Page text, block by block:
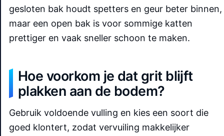
gesloten bak houdt spetters en geur beter binnen,
maar een open bak is voor sommige katten
prettiger en vaak sneller schoon te maken.
Hoe voorkom je dat grit blijft
plakken aan de bodem?
Gebruik voldoende vulling en kies een soort die
goed klontert, zodat vervuiling makkelijker